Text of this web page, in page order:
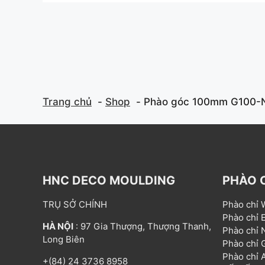
Trang chủ Shop Phào góc 100mm G100-
HNC DECO MOULDING
TRỤ SỞ CHÍNH
HÀ NỘI : 97 Gia Thượng, Thượng Thanh,
Long Biên
+(84) 24 3736 8958
PHÀO
Phào chỉ
Phào chỉ
Phào chỉ
Phào chỉ
Phào chỉ